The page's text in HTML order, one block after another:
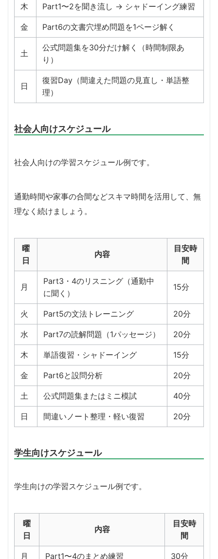
木 Part1〜2を聞き流し → シャドーイング練習
金 Part6の文書穴埋め問題を1ページ解く
土
公式問題集を30分だけ解く（時間制限あ
り）
日
復習Day（間違えた問題の見直し・単語整
理）
社会人向けスケジュール
社会人向けの学習スケジュール例です。
通勤時間や家事の合間などスキマ時間を活用して、無
理なく続けましょう。
曜
日
内容
目安時
間
月
Part3・4のリスニング（通勤中
に聞く）
15分
火 Part5の文法トレーニング 20分
水 Part7の読解問題（1パッセージ） 20分
木 単語復習・シャドーイング 15分
金 Part6と設問分析 20分
土 公式問題集またはミニ模試 40分
日 間違いノート整理・軽い復習 20分
学生向けスケジュール
学生向けの学習スケジュール例です。
曜
日
内容
目安時
間
月 Part1〜4のまとめ練習 30分